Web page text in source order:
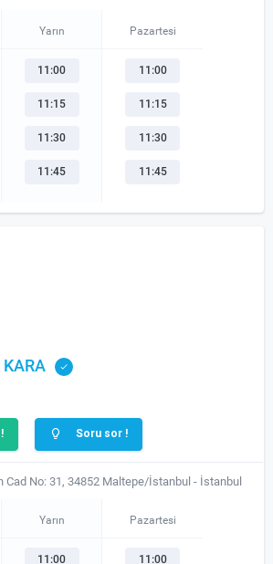
Yarın
11:00
11:15
11:30
11:45
Pazartesi
11:00
11:15
11:30
11:45
Soru sor !
Cad No: 31, 34852 Maltepe/İstanbul - İstanbul
Yarın
11:00
Pazartesi
11:00